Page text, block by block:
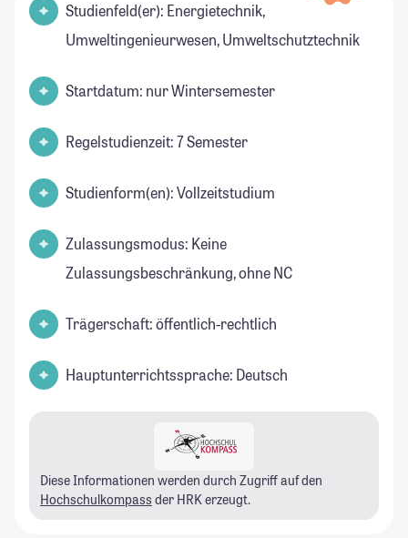
Studienfeld(er): Energietechnik,
Umweltingenieurwesen, Umweltschutztechnik
Startdatum: nur Wintersemester
Regelstudienzeit: 7 Semester
Studienform(en): Vollzeitstudium
Zulassungsmodus: Keine
Zulassungsbeschränkung, ohne NC
Trägerschaft: öffentlich-rechtlich
Hauptunterrichtssprache: Deutsch
Diese Informationen werden durch Zugriff auf den
Hochschulkompass der HRK erzeugt.